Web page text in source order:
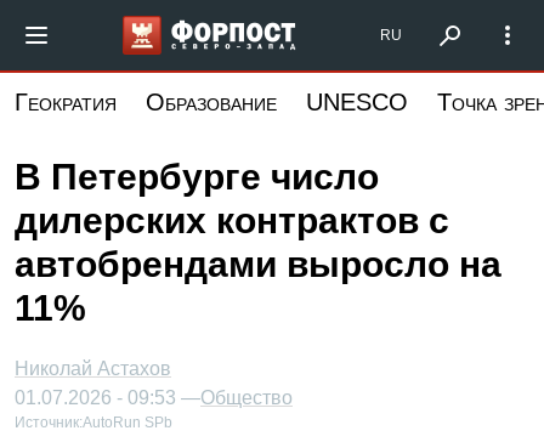
основному
Форпост Северо-Запад
RU
Геократия Образование UNESCO Точка
В Петербурге число
дилерских контрактов с
автобрендами выросло на
11%
Николай Астахов
01.07.2026 - 09:53 —Общество
Источник:AutoRun SPb